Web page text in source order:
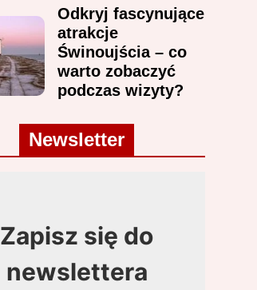
Odkryj fascynujące
atrakcje
Świnoujścia – co
warto zobaczyć
podczas wizyty?
Newsletter
Zapisz się do
newslettera